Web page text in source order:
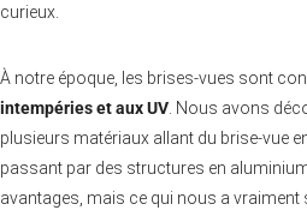
curieux.
À notre époque, les brises-vues sont
intempéries et aux UV . Nous avons
plusieurs matériaux allant du brise-vue
passant par des structures en
avantages, mais ce qui nous a vraiment